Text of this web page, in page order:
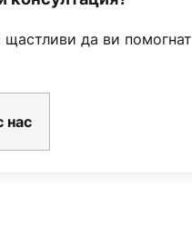
да ви помогнат
нас